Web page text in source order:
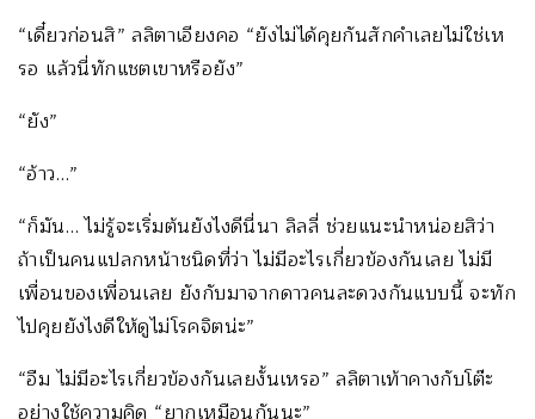
“เดี๋ยวก่อนสิ” ลลิตาเอียงคอ “ยังไม่ได้คุยกันสักคำเลยไม่ใช่เห
รอ แล้วนี่ทักแชตเขาหรือยัง”
“ยัง”
“อ้าว…”
“ก็มัน… ไม่รู้จะเริ่มต้นยังไงดีนี่นา ลิลลี่ ช่วยแนะนำหน่อยสิว่า
ถ้าเป็นคนแปลกหน้าชนิดที่ว่า ไม่มีอะไรเกี่ยวข้องกันเลย ไม่มี
เพื่อนของเพื่อนเลย ยังกับมาจากดาวคนละดวงกันแบบนี้ จะทัก
ไปคุยยังไงดีให้ดูไม่โรคจิตน่ะ”
“อืม ไม่มีอะไรเกี่ยวข้องกันเลยงั้นเหรอ” ลลิตาเท้าคางกับโต๊ะ
อย่างใช้ความคิด “ยากเหมือนกันนะ”